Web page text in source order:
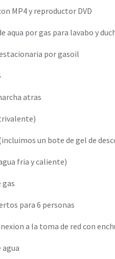
MP4 y reproductor DVD
aqua por gas para lavabo y
por gasoil
atras
un bote de gel de
fria y caliente)
gas
para 6 personas
a la toma de red con
agua